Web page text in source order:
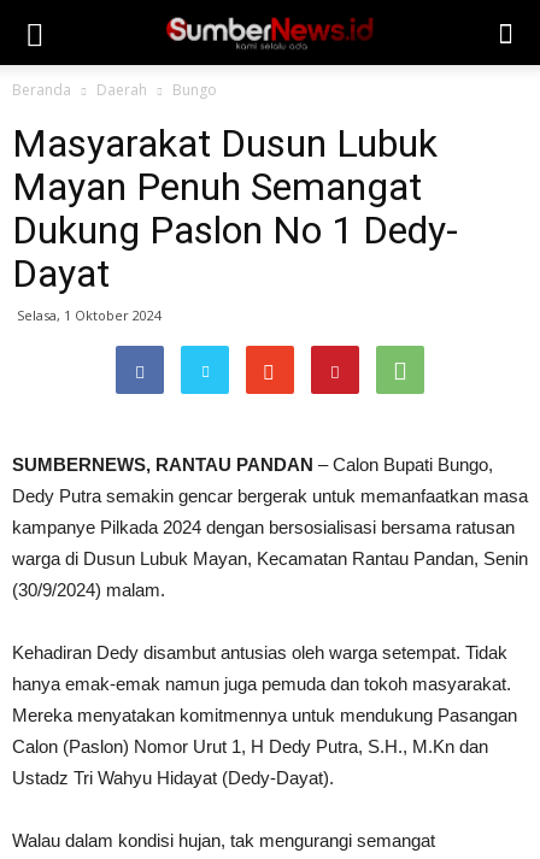
Beranda Daerah Bungo
Masyarakat Dusun Lubuk
Mayan Penuh Semangat
Dukung Paslon No 1 Dedy-
Dayat
Selasa, 1 Oktober 2024
SUMBERNEWS, RANTAU PANDAN – Calon Bupati Bungo,
Dedy Putra semakin gencar bergerak untuk memanfaatkan masa
kampanye Pilkada 2024 dengan bersosialisasi bersama ratusan
warga di Dusun Lubuk Mayan, Kecamatan Rantau Pandan, Senin
(30/9/2024) malam.
Kehadiran Dedy disambut antusias oleh warga setempat. Tidak
hanya emak-emak namun juga pemuda dan tokoh masyarakat.
Mereka menyatakan komitmennya untuk mendukung Pasangan
Calon (Paslon) Nomor Urut 1, H Dedy Putra, S.H., M.Kn dan
Ustadz Tri Wahyu Hidayat (Dedy-Dayat).
Walau dalam kondisi hujan, tak mengurangi semangat